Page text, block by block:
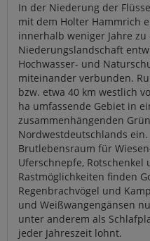
In der Niederung der
mit dem Holter Hammrich
innerhalb weniger Jahre
Niederungslandschaft
Hochwasser- und
miteinander verbunden.
bzw. etwa 40 km westlich
ha umfassende Gebiet in
zusammenhängenden
Nordwestdeutschlands
Brutlebensraum für
Uferschnepfe, Rotschenkel
Rastmöglichkeiten finden
Regenbrachvögel und
und Weißwangengänsen
unter anderem als
jeder Jahreszeit lohnt.